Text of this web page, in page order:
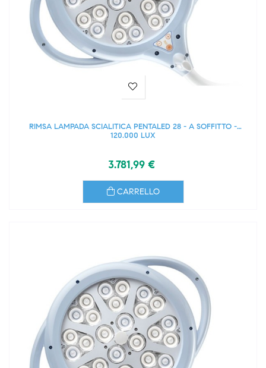
RIMSA LAMPADA SCIALITICA PENTALED 28 - A SOFFITTO -
120.000 LUX
3.781,99 €
CARRELLO